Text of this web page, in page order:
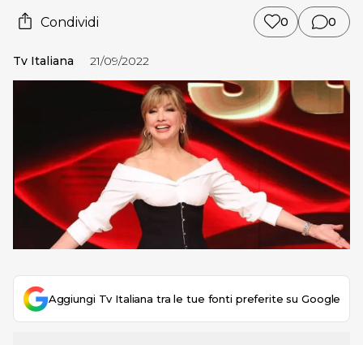
Condividi 0 0
Tv Italiana 21/09/2022
Aggiungi Tv Italiana tra le tue fonti preferite su Google